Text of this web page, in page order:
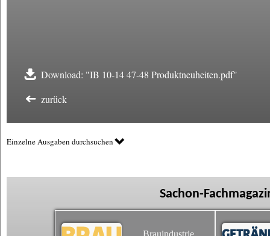
Download: "IB 10-14 47-48 Produktneuheiten.pdf"
zurück
Einzelne Ausgaben durchsuchen
Sachon-
Brauindustrie